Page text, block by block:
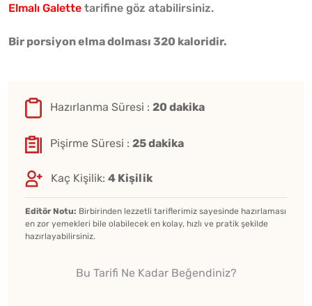
Elmalı Galette tarifine göz atabilirsiniz.
Bir porsiyon elma dolması 320 kaloridir.
Hazırlanma Süresi : 20 dakika
Pişirme Süresi : 25 dakika
Kaç Kişilik: 4 Kişilik
Editör Notu: Birbirinden lezzetli tariflerimiz sayesinde hazırlaması
en zor yemekleri bile olabilecek en kolay, hızlı ve pratik şekilde
hazırlayabilirsiniz.
Bu Tarifi Ne Kadar Beğendiniz?